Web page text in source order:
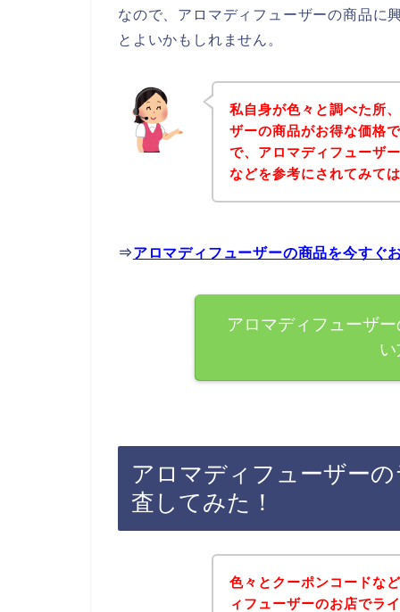
なので、アロマディフューザーの商品に
とよいかもしれません。
私自身が色々と調べた所
ザーの商品がお得な価格
で、アロマディフューザ
などを参考にされてみて
⇒アロマディフューザーの商品を今すぐ
アロマディフューザ
アロマディフューザー
査してみた！
色々とクーポンコードな
ィフューザーのお店でラ